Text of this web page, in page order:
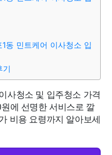
동 민트케어 이사청소 입
기
사청소 및 입주청소 가격
에 선명한 서비스로 깔
비용 요령까지 알아보세